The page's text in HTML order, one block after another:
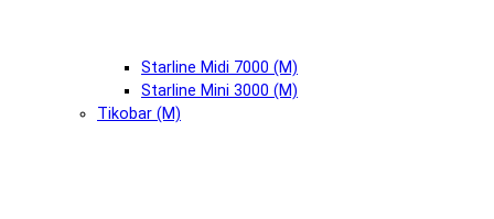
Starline Midi 7000 (М)
Starline Mini 3000 (М)
Tikobar (М)